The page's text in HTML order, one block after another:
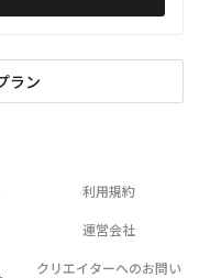
ラン
利用規約
運営会社
クリエイターへのお問い